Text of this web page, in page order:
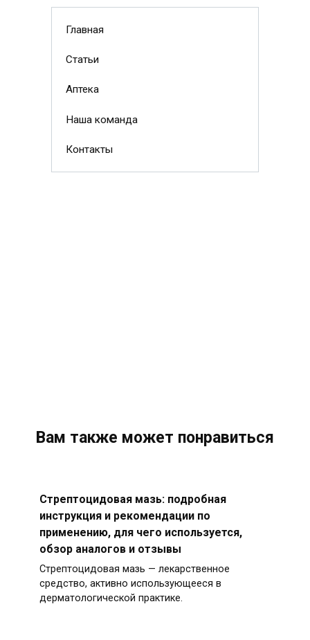
Главная
Статьи
Аптека
Наша команда
Контакты
Вам также может понравиться
Стрептоцидовая мазь: подробная
инструкция и рекомендации по
применению, для чего используется,
обзор аналогов и отзывы
Стрептоцидовая мазь — лекарственное
средство, активно использующееся в
дерматологической практике.